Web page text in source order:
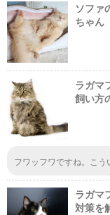
ソファ
ちゃん
ラガマ
飼い方
フワッフワですね。こ
なりそうな感じが見て
フィンと触れ合う機会
ラガマ
対策を